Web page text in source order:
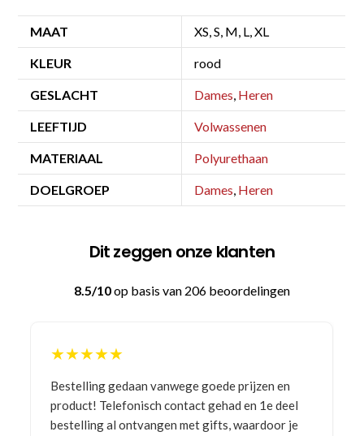
MAAT XS, S, M, L, XL
KLEUR rood
GESLACHT Dames, Heren
LEEFTIJD Volwassenen
MATERIAAL Polyurethaan
DOELGROEP Dames, Heren
Dit zeggen onze klanten
8.5/10op basis van 206 beoordelingen
★★★★★
Bestelling gedaan vanwege goede prijzen en
product! Telefonisch contact gehad en 1e deel
bestelling al ontvangen met gifts, waardoor je